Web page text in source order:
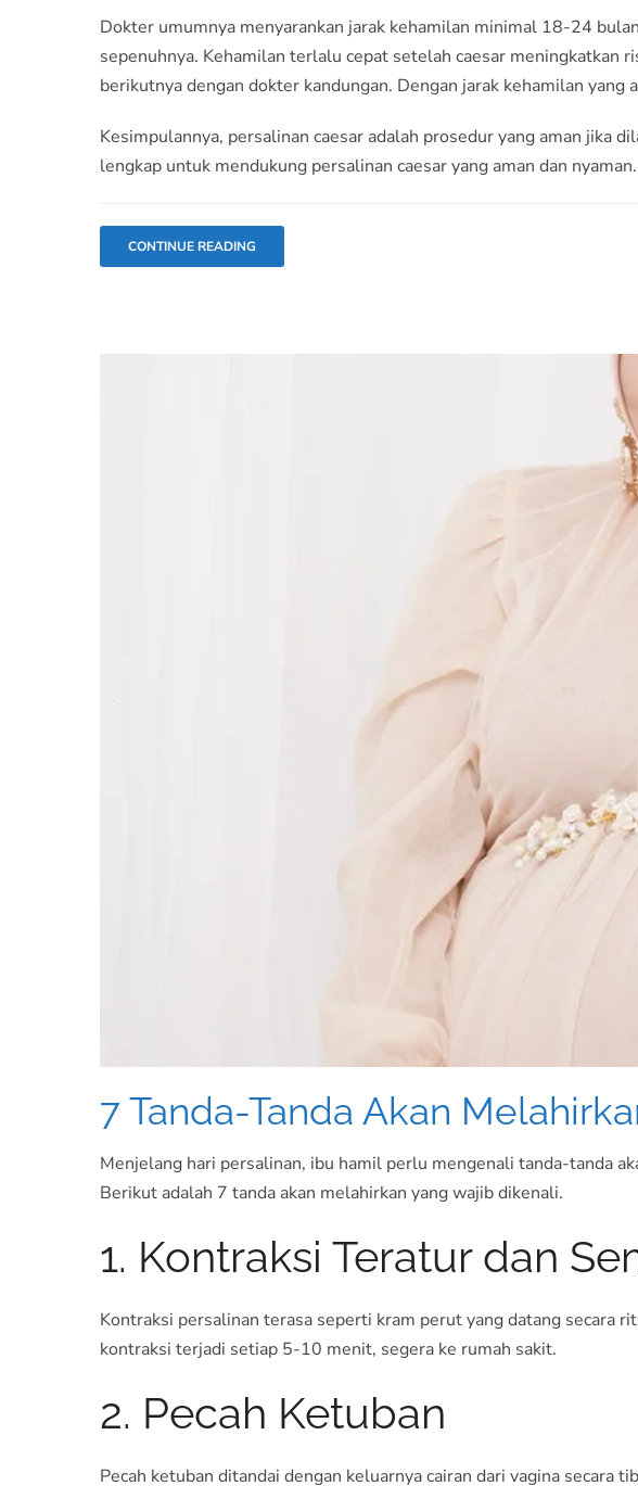
Dokter umumnya menyarankan jarak kehamilan minimal 18-24
sepenuhnya. Kehamilan terlalu cepat setelah caesar meningkatkan
berikutnya dengan dokter kandungan. Dengan jarak kehamilan
Kesimpulannya, persalinan caesar adalah prosedur yang aman jika
lengkap untuk mendukung persalinan caesar yang aman dan nyaman.
CONTINUE READING
7 Tanda-Tanda Akan
Menjelang hari persalinan, ibu hamil perlu mengenali tanda-tanda
Berikut adalah 7 tanda akan melahirkan yang wajib dikenali.
1. Kontraksi Teratur dan
Kontraksi persalinan terasa seperti kram perut yang datang secara
kontraksi terjadi setiap 5-10 menit, segera ke rumah sakit.
2. Pecah Ketuban
Pecah ketuban ditandai dengan keluarnya cairan dari vagina secara